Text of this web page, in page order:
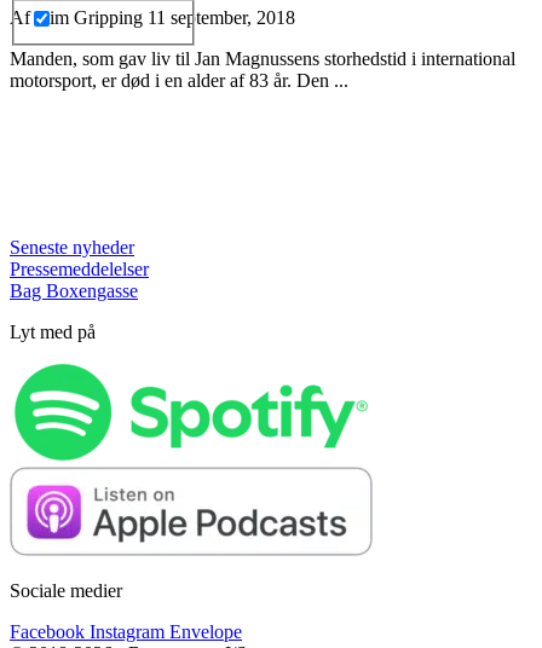
AfKim Gripping 11 september, 2018
Manden, som gav liv til Jan Magnussens storhedstid i international
motorsport, er død i en alder af 83 år. Den ...
Seneste nyheder
Pressemeddelelser
Bag Boxengasse
Lyt med på
Sociale medier
Facebook Instagram Envelope